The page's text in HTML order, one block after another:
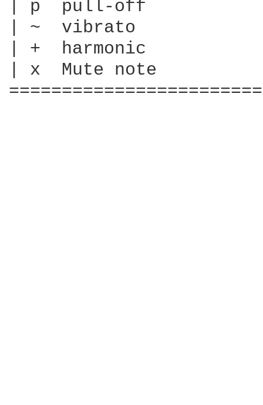
| p  pull-off
| ~  vibrato
| +  harmonic
| x  Mute note